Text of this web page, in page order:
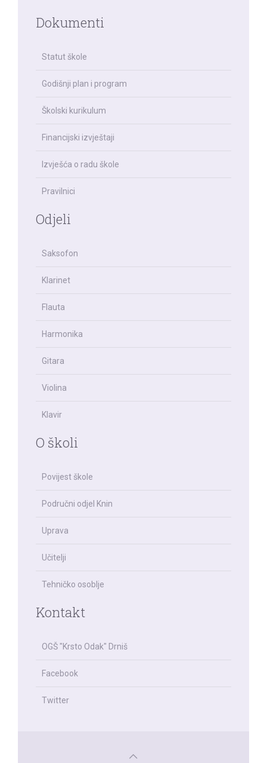
Dokumenti
Statut škole
Godišnji plan i program
Školski kurikulum
Financijski izvještaji
Izvješća o radu škole
Pravilnici
Odjeli
Saksofon
Klarinet
Flauta
Harmonika
Gitara
Violina
Klavir
O školi
Povijest škole
Područni odjel Knin
Uprava
Učitelji
Tehničko osoblje
Kontakt
OGŠ "Krsto Odak" Drniš
Facebook
Twitter